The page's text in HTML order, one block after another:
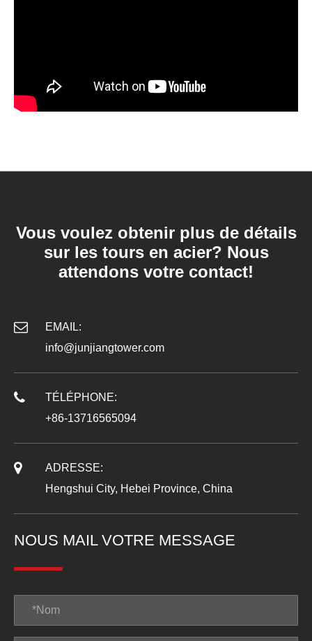
Vous voulez obtenir plus de détails
sur les tours en acier? Nous
attendons votre contact!
EMAIL:
info@junjiangtower.com
TÉLÉPHONE:
+86-13716565094
ADRESSE:
Hengshui City, Hebei Province, China
NOUS MAIL VOTRE MESSAGE